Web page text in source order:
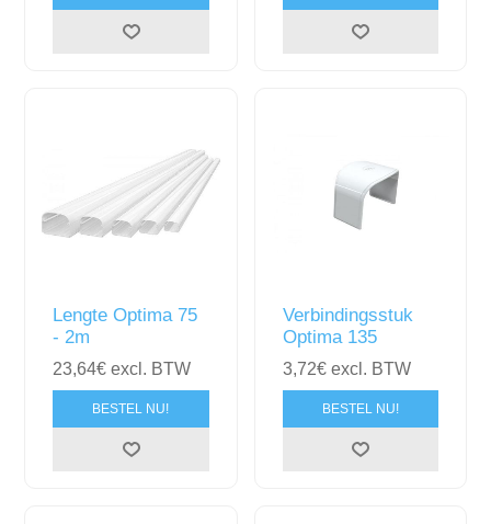
Lengte Optima 75
- 2m
23,64€ excl. BTW
BESTEL NU!
Verbindingsstuk
Optima 135
3,72€ excl. BTW
BESTEL NU!